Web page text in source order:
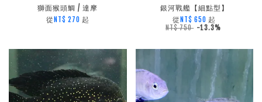
獅面猴頭鯛 / 達摩
從 NT$ 270 起
銀河戰艦【細點型】
從 NT$ 650 起
NT$ 750 -13.3%